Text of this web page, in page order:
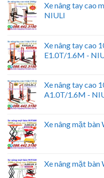
Xe nâng tay cao
NIULI
Xe nâng tay cao
E1.0T/1.6M -
Xe nâng tay cao
A1.0T/1.6M -
Xe nâng mặt
Xe nâng mặt